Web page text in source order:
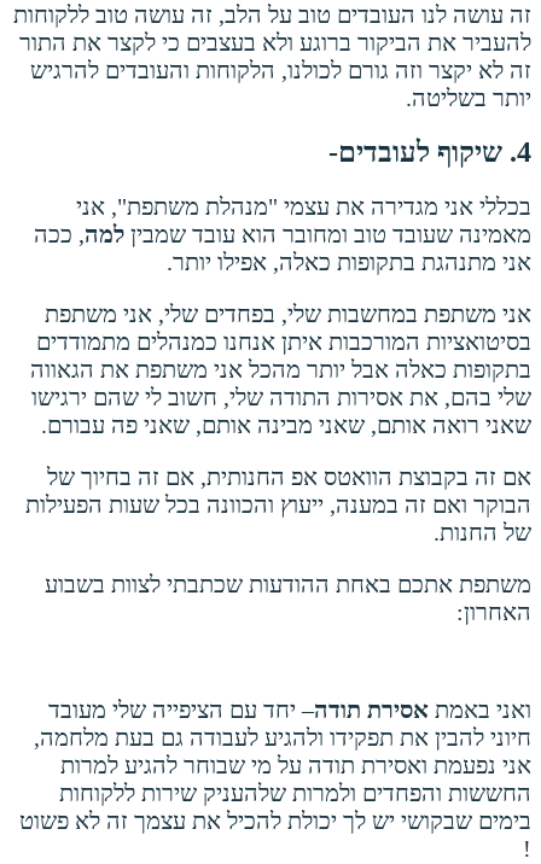
זה עושה לנו העובדים טוב על הלב, זה עושה טוב ללקוחות
להעביר את הביקור ברוגע ולא בעצבים כי לקצר את התור
זה לא יקצר וזה גורם לכולנו, הלקוחות והעובדים להרגיש
יותר בשליטה.
4. שיקוף לעובדים-
בכללי אני מגדירה את עצמי "מנהלת משתפת", אני
מאמינה שעובד טוב ומחובר הוא עובד שמבין למה, ככה
אני מתנהגת בתקופות כאלה, אפילו יותר.
אני משתפת במחשבות שלי, בפחדים שלי, אני משתפת
בסיטואציות המורכבות איתן אנחנו כמנהלים מתמודדים
בתקופות כאלה אבל יותר מהכל אני משתפת את הגאווה
שלי בהם, את אסירות התודה שלי, חשוב לי שהם ירגישו
שאני רואה אותם, שאני מבינה אותם, שאני פה עבורם.
אם זה בקבוצת הוואטס אפ החנותית, אם זה בחיוך של
הבוקר ואם זה במענה, ייעוץ והכוונה בכל שעות הפעילות
של החנות.
משתפת אתכם באחת ההודעות שכתבתי לצוות בשבוע
האחרון:
ואני באמת אסירת תודה– יחד עם הציפייה שלי מעובד
חיוני להבין את תפקידו ולהגיע לעבודה גם בעת מלחמה,
אני נפעמת ואסירת תודה על מי שבוחר להגיע למרות
החששות והפחדים ולמרות שלהעניק שירות ללקוחות
בימים שבקושי יש לך יכולת להכיל את עצמך זה לא פשוט
!